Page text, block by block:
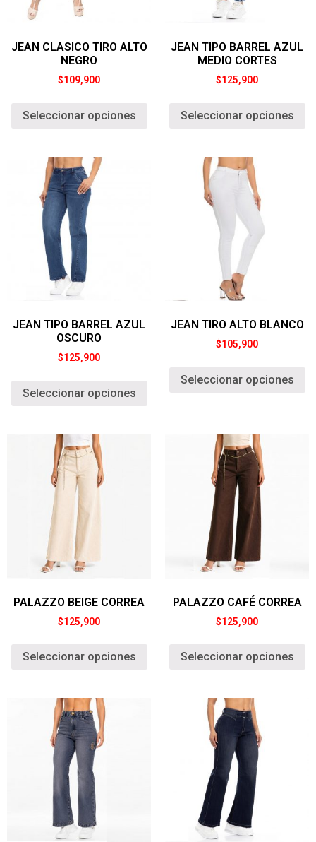
JEAN CLASICO TIRO ALTO
NEGRO
$109,900
Seleccionar opciones
JEAN TIPO BARREL AZUL
MEDIO CORTES
$125,900
Seleccionar opciones
JEAN TIPO BARREL AZUL
OSCURO
$125,900
Seleccionar opciones
JEAN TIRO ALTO BLANCO
$105,900
Seleccionar opciones
PALAZZO BEIGE CORREA
$125,900
Seleccionar opciones
PALAZZO CAFÉ CORREA
$125,900
Seleccionar opciones